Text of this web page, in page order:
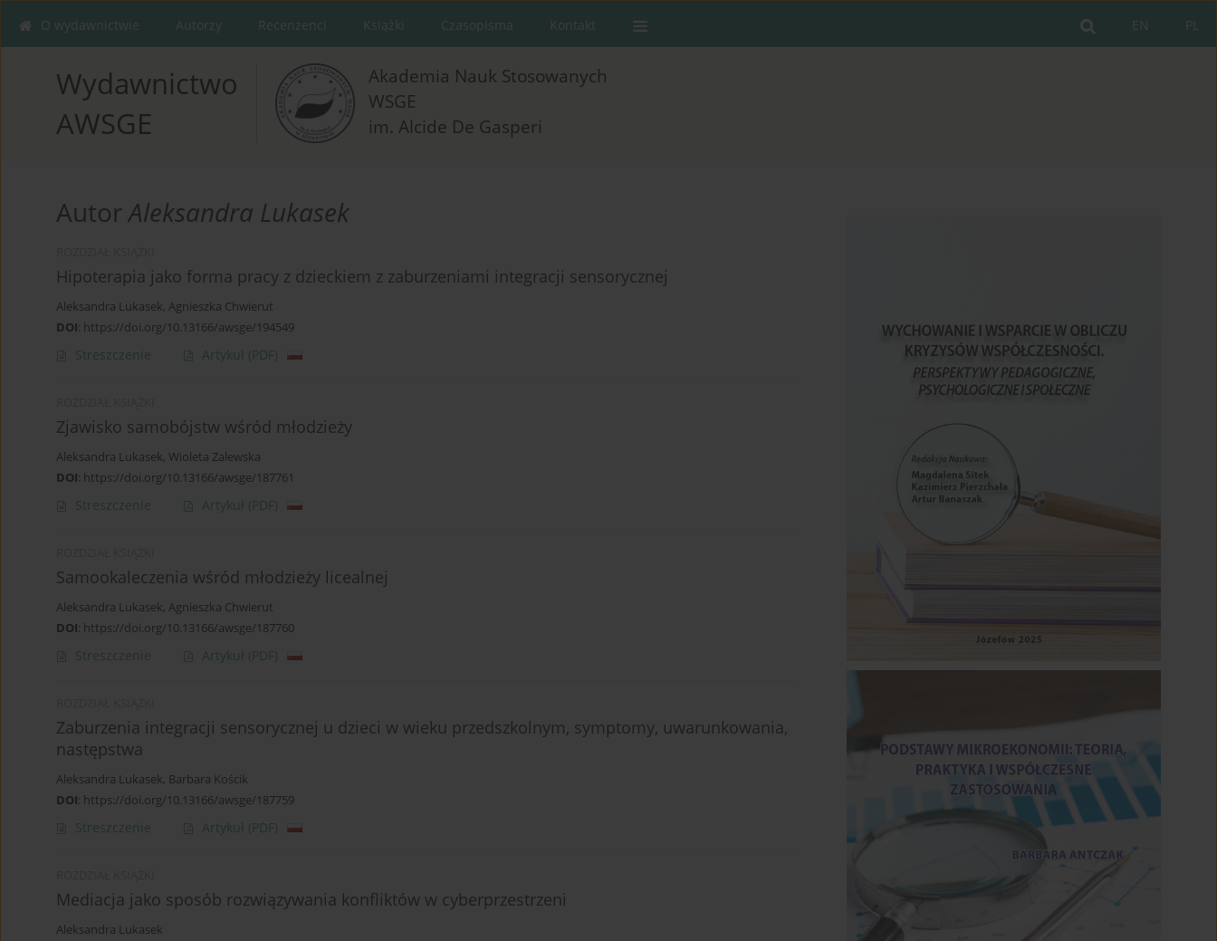
PL
EN
O wydawnictwie Autorzy Recenzenci Książki Czasopisma Kontakt
Wydawnictwo
AWSGE
Akademia Nauk Stosowanych
WSGE
im. Alcide De Gasperi
AutorAleksandra Lukasek
Hipoterapia jako forma pracy z dzieckiem z zaburzeniami integracji sensorycznej
Aleksandra Lukasek, Agnieszka Chwierut
DOI: https://doi.org/10.13166/awsge/194549
Streszczenie Artykuł (PDF)
Zjawisko samobójstw wśród młodzieży
Aleksandra Lukasek, Wioleta Zalewska
DOI: https://doi.org/10.13166/awsge/187761
Streszczenie Artykuł (PDF)
Samookaleczenia wśród młodzieży licealnej
Aleksandra Lukasek, Agnieszka Chwierut
DOI: https://doi.org/10.13166/awsge/187760
Streszczenie Artykuł (PDF)
Zaburzenia integracji sensorycznej u dzieci w wieku przedszkolnym, symptomy, uwarunkowania,
następstwa
Aleksandra Lukasek, Barbara Kościk
DOI: https://doi.org/10.13166/awsge/187759
Streszczenie Artykuł (PDF)
Mediacja jako sposób rozwiązywania konfliktów w cyberprzestrzeni
Aleksandra Lukasek